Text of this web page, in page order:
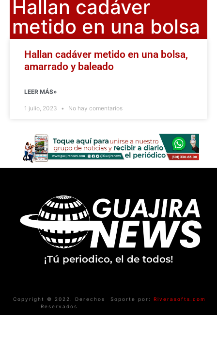
Hallan cadáver
metido en una bolsa
Hallan cadáver metido en una bolsa,
amarrado y baleado
LEER MÁS»
1 julio, 2023 No hay comentarios
¡Tú periodico, el de todos!
Copyright © 2022. Derechos
Reservados
Soporte por: Riverasofts.com